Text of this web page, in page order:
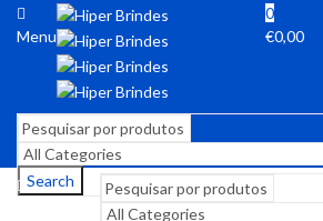
Menu
0
€0,00
Search